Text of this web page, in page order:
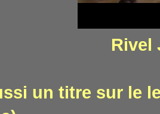
Rivel
un titre sur le